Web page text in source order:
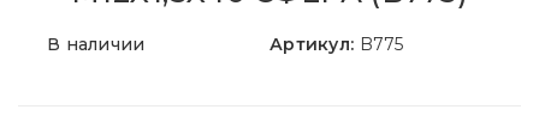
В наличии Артикул: B775